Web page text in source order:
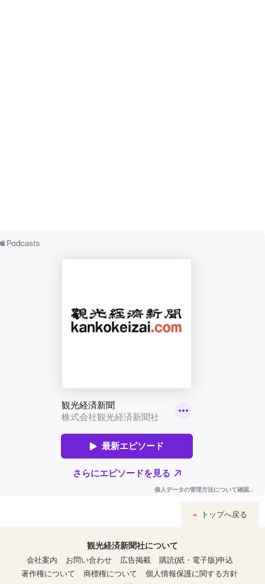
トップへ戻る
観光経済新聞社について
会社案内
お問い合わせ 広告掲載
購読(紙・電子版)申込
著作権について
商標権について
個人情報保護に関する方針